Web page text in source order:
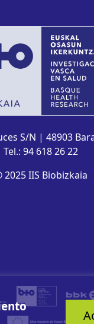
S/N | 48903
Tel.: 94 618 26 22
2025 IIS Biobizkaia